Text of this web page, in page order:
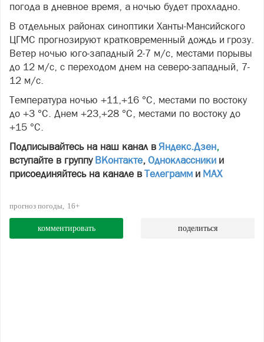
погода в дневное время, а ночью будет прохладно.
В отдельных районах синоптики Ханты-Мансийского
ЦГМС прогнозируют кратковременный дождь и грозу.
Ветер ночью юго-западный 2-7 м/с, местами порывы
до 12 м/с, с переходом днем на северо-западный, 7-
12 м/с.
Температура ночью +11,+16 °С, местами по востоку
до +3 °С. Днем +23,+28 °С, местами по востоку до
+15 °С.
Подписывайтесь на наш канал в Яндекс.Дзен,
вступайте в группу ВКонтакте, Одноклассники и
присоединяйтесь на канале в Телеграмм и МАХ
прогноз погоды 16+
комментировать поделиться